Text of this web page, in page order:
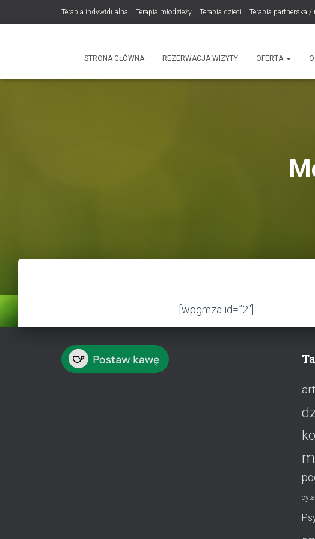
Terapia indywidualna Terapia młodzieży Terapia dzieci Terapia partnerska /
ProduktySTRONA GŁÓWNA REZERWACJA WIZYTY OFERTA
[wpgmza id=”2″]